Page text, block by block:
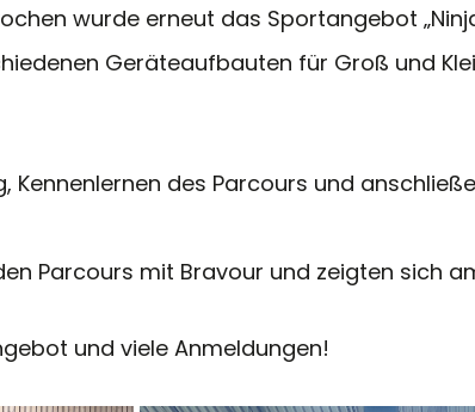
wurde erneut das Sportangebot
Geräteaufbauten für Groß und
Kennenlernen des Parcours und
Parcours mit Bravour und zeigten sich
und viele Anmeldungen!